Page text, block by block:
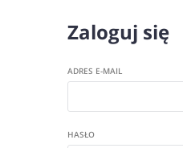
Zaloguj się
ADRES E-MAIL
HASŁO